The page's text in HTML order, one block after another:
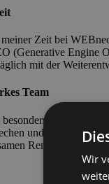
Zeit bei
(Generative Engine
mit der
Team
gemacht
und gemeinsam
Rennen in
Wir